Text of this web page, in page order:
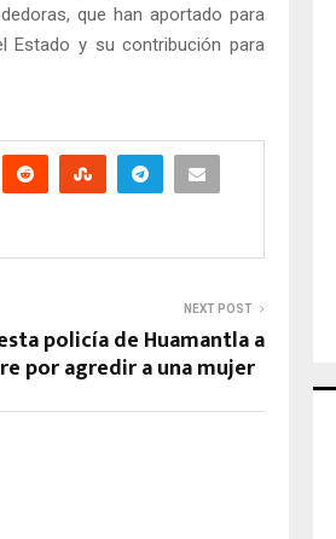
que han aportado para
Estado y su contribución para
NEXT POST
policía de Huamantla a
por agredir a una mujer